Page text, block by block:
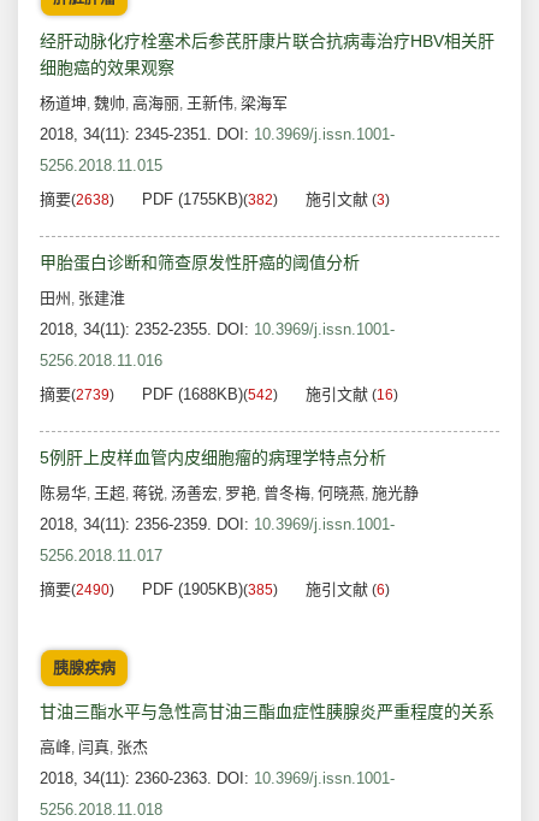
经肝动脉化疗栓塞术后参芪肝康片联合抗病毒治疗HBV相关肝
细胞癌的效果观察
杨道坤, 魏帅, 高海丽, 王新伟, 梁海军
2018, 34(11): 2345-2351. DOI: 10.3969/j.issn.1001-
5256.2018.11.015
摘要(2638) PDF (1755KB)(382) 施引文献 (3)
甲胎蛋白诊断和筛查原发性肝癌的阈值分析
田州 , 张建淮
2018, 34(11): 2352-2355. DOI: 10.3969/j.issn.1001-
5256.2018.11.016
摘要(2739) PDF (1688KB)(542) 施引文献 (16)
5例肝上皮样血管内皮细胞瘤的病理学特点分析
陈易华, 王超, 蒋锐, 汤善宏, 罗艳, 曾冬梅, 何晓燕, 施光静
2018, 34(11): 2356-2359. DOI: 10.3969/j.issn.1001-
5256.2018.11.017
摘要(2490) PDF (1905KB)(385) 施引文献 (6)
胰腺疾病
甘油三酯水平与急性高甘油三酯血症性胰腺炎严重程度的关系
高峰, 闫真, 张杰
2018, 34(11): 2360-2363. DOI: 10.3969/j.issn.1001-
5256.2018.11.018